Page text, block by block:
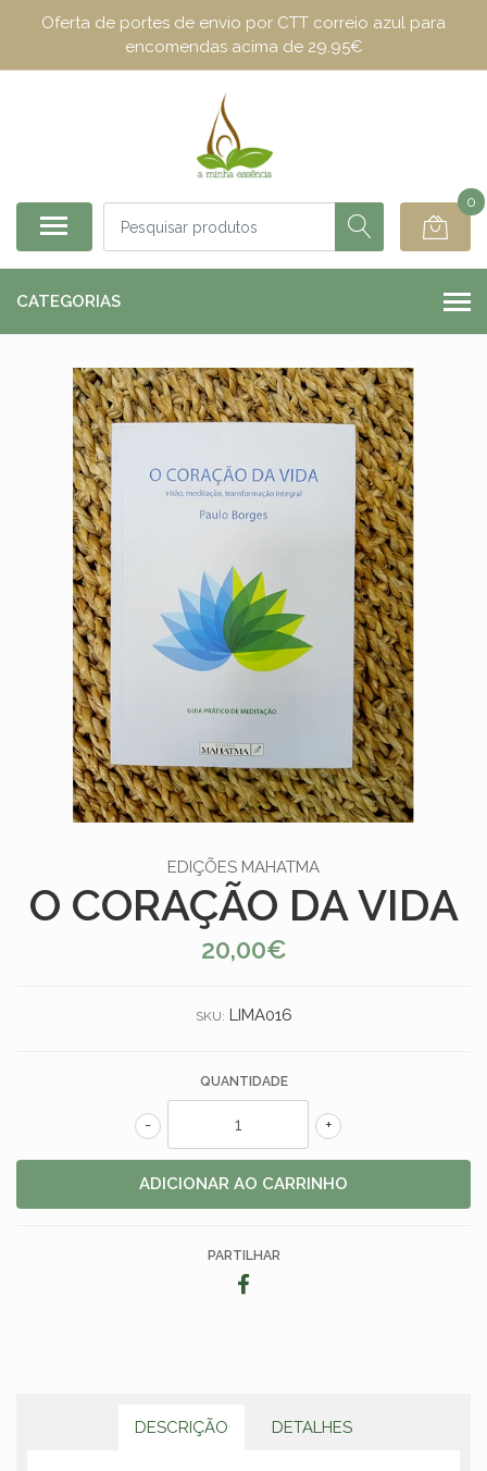
Oferta de portes de envio por CTT correio azul para
encomendas acima de 29.95€
0
CATEGORIAS
EDIÇÕES MAHATMA
O CORAÇÃO DA VIDA
20,00€
SKU: LIMA016
QUANTIDADE
+
-
PARTILHAR
DESCRIÇÃO DETALHES